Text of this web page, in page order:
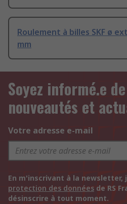
Roulement à billes SKF ø
mm
Soyez informé.e
nouveautés et
Votre adresse e-mail
En m'inscrivant à la newsletter,
protection des données de RS
désinscrire à tout moment.